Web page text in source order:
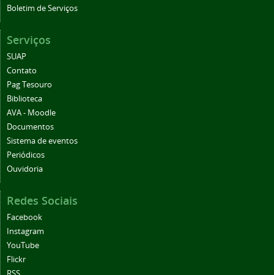
Boletim de Serviços
Serviços
SUAP
Contato
Pag Tesouro
Biblioteca
AVA - Moodle
Documentos
Sistema de eventos
Periódicos
Ouvidoria
Redes Sociais
Facebook
Instagram
YouTube
Flickr